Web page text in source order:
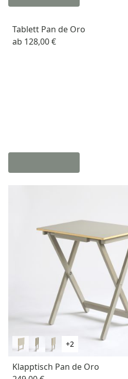
Tablett Pan de Oro
ab 128,00 €
+2
Klapptisch Pan de Oro